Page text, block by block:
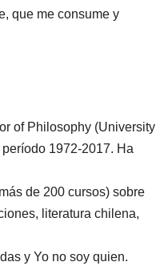
que me consume y
of Philosophy (University
1972-2017. Ha
de 200 cursos) sobre
literatura chilena,
y Yo no soy quien.